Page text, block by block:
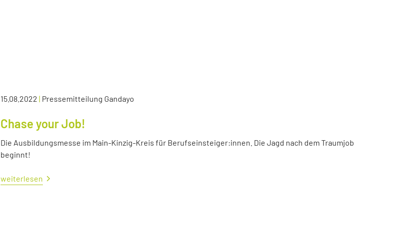
15.08.2022 | Pressemitteilung Gandayo
Chase your Job!
Die Ausbildungsmesse im Main-Kinzig-Kreis für Berufseinsteiger:innen. Die Jagd nach dem Traumjob
beginnt!
weiterlesen